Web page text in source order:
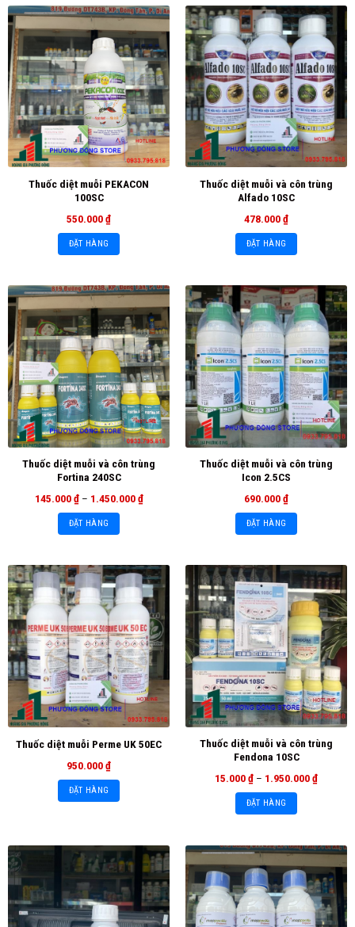
Thuốc diệt muỗi PEKACON
100SC
550.000₫
ĐẶT HÀNG
Thuốc diệt muỗi và côn trùng
Alfado 10SC
478.000₫
ĐẶT HÀNG
Thuốc diệt muỗi và côn trùng
Fortina 240SC
145.000₫ – 1.450.000₫
ĐẶT HÀNG
Thuốc diệt muỗi và côn trùng
Icon 2.5CS
690.000₫
ĐẶT HÀNG
Thuốc diệt muỗi Perme UK 50EC
950.000₫
ĐẶT HÀNG
Thuốc diệt muỗi và côn trùng
Fendona 10SC
15.000₫ – 1.950.000₫
ĐẶT HÀNG